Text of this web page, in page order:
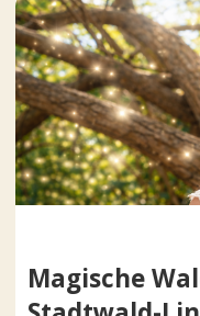
Magische